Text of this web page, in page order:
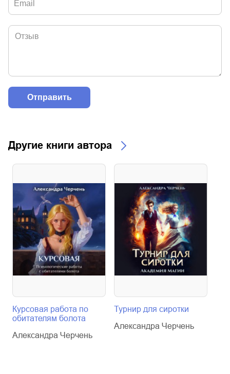
Другие книги автора
Курсовая работа по
обитателям болота
Александра Черчень
Турнир для сиротки
Александра Черчень